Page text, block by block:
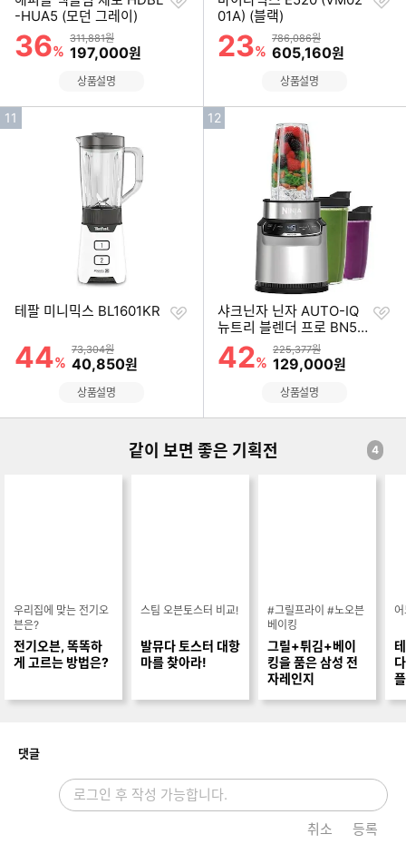
-HUA5 (모던 그레이)
할인률
36%
상품금액
311,881원
할인금액
197,000원
상품설명
01A) (블랙)
할인률
23%
상품금액
786,086원
할인금액
605,160원
상품설명
인
11
테팔 미니믹스 BL1601KR
할인률
44%
상품금액
73,304원
할인금액
40,850원
찜
상품설명
인
12
샤크닌자 닌자 AUTO-IQ
뉴트리 블렌더 프로 BN50
0KR
할인률
42%
상품금액
225,377원
할인금액
129,000원
찜
상품설명
같이 보면 좋은 기획전 4
우리집에 맞는 전기오
븐은?
전기오븐, 똑똑하
게 고르는 방법은?
스팀 오븐토스터 비교!
발뮤다 토스터 대항
마를 찾아라!
#그릴프라이 #노오븐
베이킹
그릴+튀김+베이
킹을 품은 삼성 전
자레인지
댓글개
취소 등록